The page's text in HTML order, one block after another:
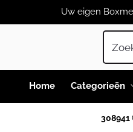
Uw eigen
Home Categorieën
308941